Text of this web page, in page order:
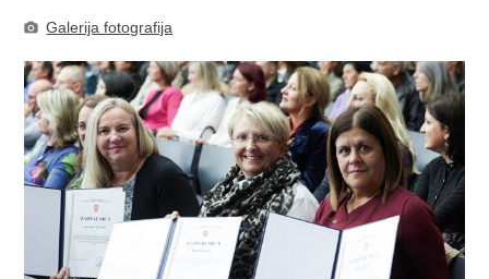
Galerija fotografija